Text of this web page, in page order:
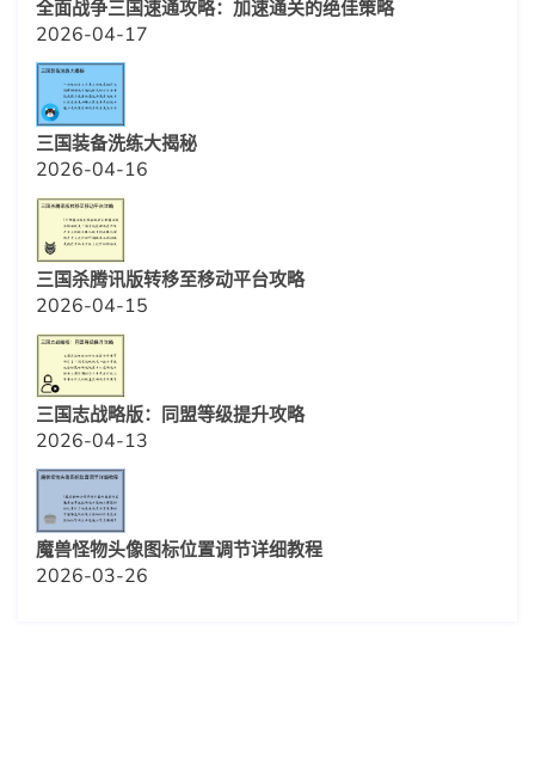
全面战争三国速通攻略：加速通关的绝佳策略
2026-04-17
三国装备洗练大揭秘
2026-04-16
三国杀腾讯版转移至移动平台攻略
2026-04-15
三国志战略版：同盟等级提升攻略
2026-04-13
魔兽怪物头像图标位置调节详细教程
2026-03-26